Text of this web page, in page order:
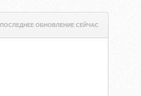
ПОСЛЕДНЕЕ ОБНОВЛЕНИЕ СЕЙЧАС